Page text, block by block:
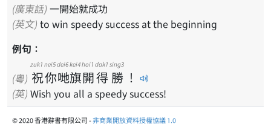
(廣東話) 一開始就成功
(英文) to win speedy success at the beginning
例句：
(粵) 祝
zuk1
你
nei5
哋
dei6
旗
kei4
開
hoi1
得
dak1
勝
sing3
！
(英) Wish you all a speedy success!
© 2020 香港辭書有限公司 -非商業開放資料授權協議 1.0